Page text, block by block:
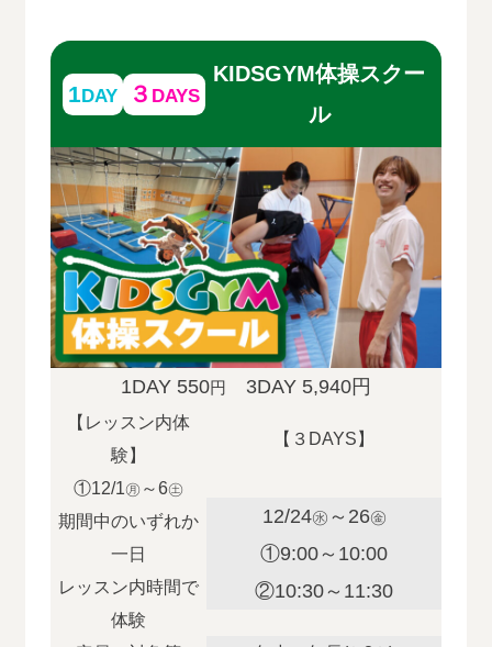
1DAY ３ DAYS
KIDSGYM体操スクー
ル
1DAY 550円 3DAY 5,940円
【レッスン内体
験】
【３DAYS】
①12/1㊊ ～6㊏
期間中のいずれか
一日
レッスン内時間で
体験
12/24㊌ ～26㊎
①9:00～10:00
②10:30～11:30